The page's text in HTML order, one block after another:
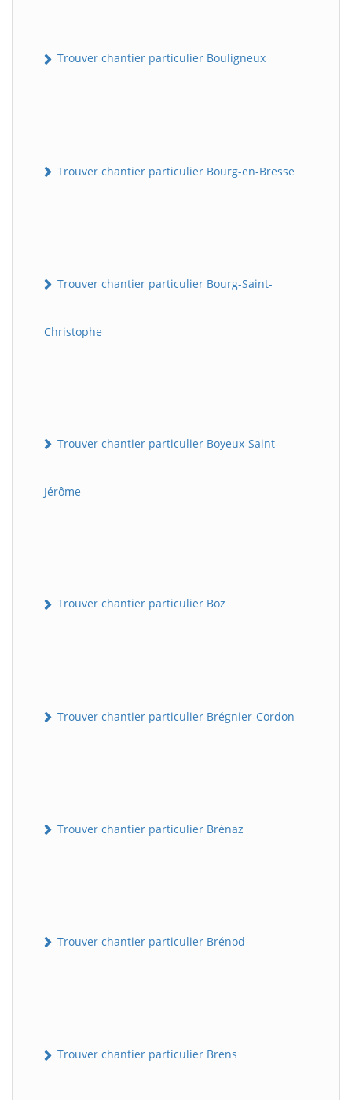
Trouver chantier particulier Bouligneux
Trouver chantier particulier Bourg-en-Bresse
Trouver chantier particulier Bourg-Saint-
Christophe
Trouver chantier particulier Boyeux-Saint-
Jérôme
Trouver chantier particulier Boz
Trouver chantier particulier Brégnier-Cordon
Trouver chantier particulier Brénaz
Trouver chantier particulier Brénod
Trouver chantier particulier Brens